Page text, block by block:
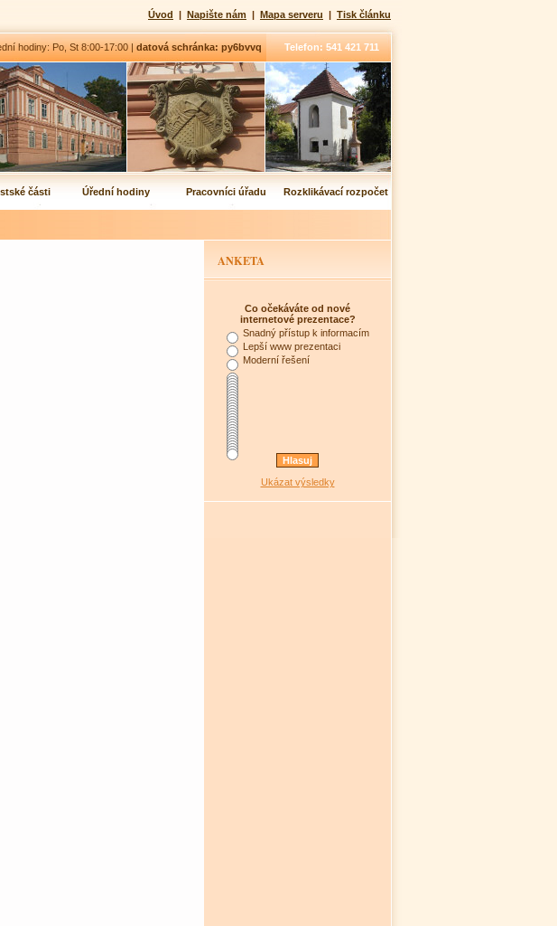
hodiny: Po, St 8:00-17:00 |datová schránka: py6bvvq Telefon: 541 421 711
Úvod | Napište nám | Mapa serveru | Tisk článku
části Úřední hodiny Pracovníci úřadu Rozklikávací rozpočet
ANKETA
Co očekáváte od nové
internetové prezentace?
Snadný přístup k informacím
Lepší www prezentaci
Moderní řešení
Ukázat výsledky